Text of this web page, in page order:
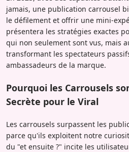
jamais, une publication carrousel
le défilement et offrir une mini-
présentera les stratégies exactes
qui non seulement sont vus, mais
transformant les spectateurs
ambassadeurs de la marque.
Pourquoi les Carrousels
Secrète pour le Viral
Les carrousels surpassent les
parce qu'ils exploitent notre
du "et ensuite ?" incite les